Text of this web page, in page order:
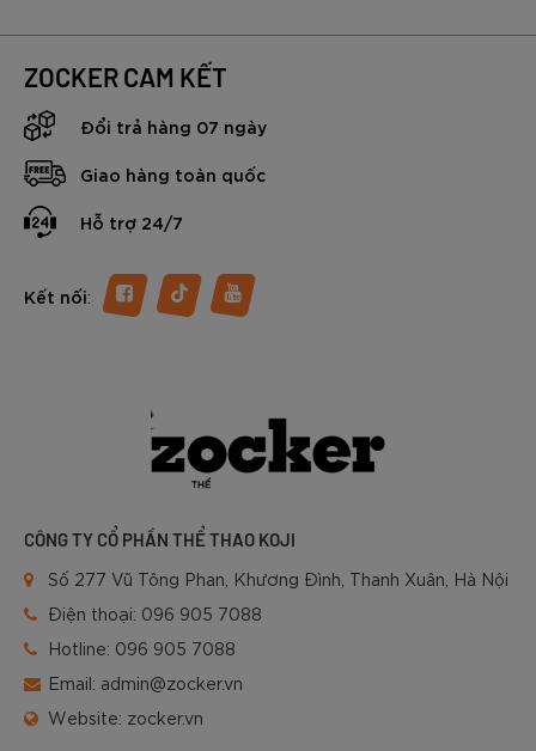
ZOCKER CAM KẾT
Đổi trả hàng 07 ngày
Giao hàng toàn quốc
Hỗ trợ 24/7
Kết nối:
CÔNG TY CỔ PHẦN THỂ THAO KOJI
Số 277 Vũ Tông Phan, Khương Đình, Thanh Xuân, Hà Nội
Điện thoại: 096 905 7088
Hotline: 096 905 7088
Email: admin@zocker.vn
Website: zocker.vn